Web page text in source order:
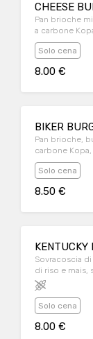
CHEESE
Pan brioche
a carbone
fritte
Solo cena
8.00 €
BIKER
Pan brioche,
carbone
croccante;
Solo cena
8.50 €
KENTUCKY
Sovracoscia
di riso e mais,
Solo cena
8.00 €